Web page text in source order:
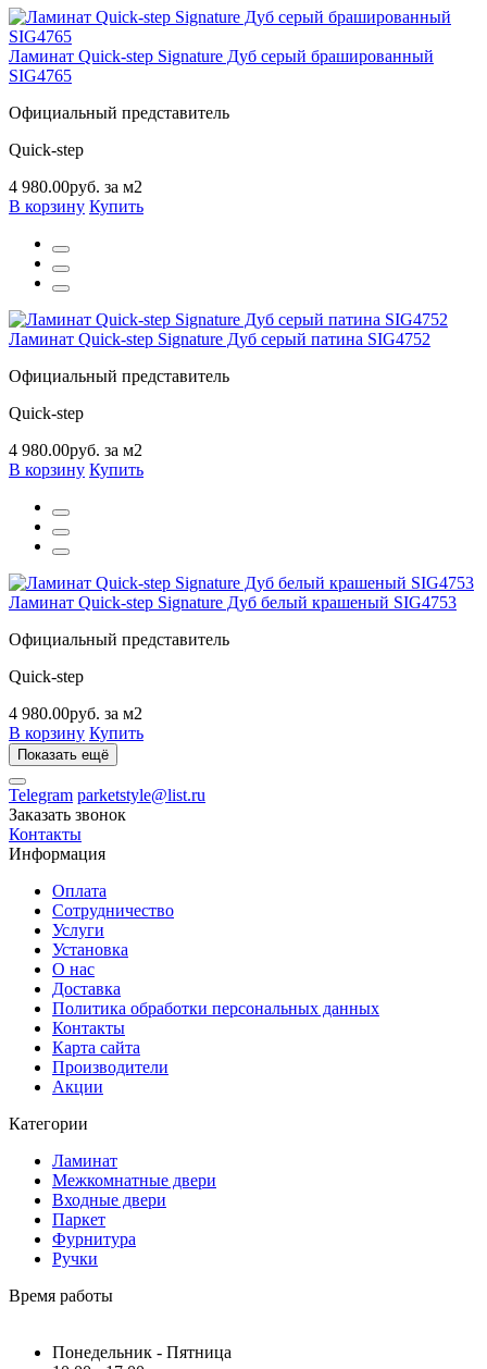
Ламинат Quick-step Signature Дуб серый брашированный
SIG4765
Официальный представитель
Quick-step
4 980.00руб. за м2
В корзину Купить
Ламинат Quick-step Signature Дуб серый патина SIG4752
Официальный представитель
Quick-step
4 980.00руб. за м2
В корзину Купить
Ламинат Quick-step Signature Дуб белый крашеный SIG4753
Официальный представитель
Quick-step
4 980.00руб. за м2
В корзину Купить
Показать ещё
Telegram parketstyle@list.ru
Заказать звонок
Контакты
Информация
Оплата
Сотрудничество
Услуги
Установка
О нас
Доставка
Политика обработки персональных данных
Контакты
Карта сайта
Производители
Акции
Категории
Ламинат
Межкомнатные двери
Входные двери
Паркет
Фурнитура
Ручки
Время работы
Понедельник - Пятница